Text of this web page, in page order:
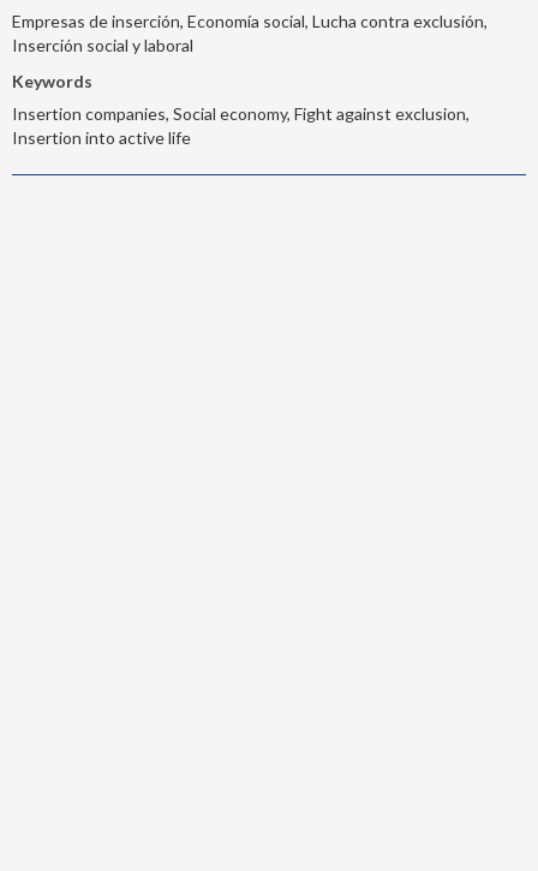
Empresas de inserción, Economía social, Lucha contra exclusión,
Inserción social y laboral
Keywords
Insertion companies, Social economy, Fight against exclusion,
Insertion into active life